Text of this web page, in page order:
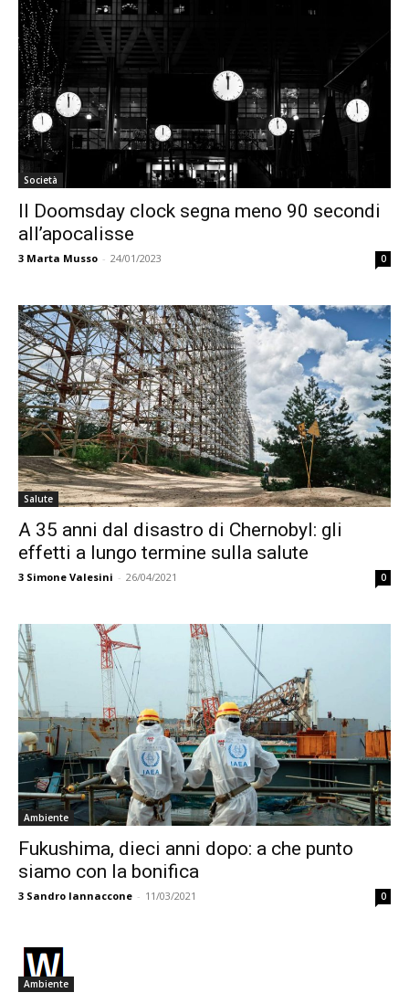
Società
Il Doomsday clock segna meno 90 secondi
all’apocalisse
3 Marta Musso - 24/01/2023 0
Salute
A 35 anni dal disastro di Chernobyl: gli
effetti a lungo termine sulla salute
3 Simone Valesini - 26/04/2021 0
Ambiente
Fukushima, dieci anni dopo: a che punto
siamo con la bonifica
3 Sandro Iannaccone - 11/03/2021 0
Ambiente